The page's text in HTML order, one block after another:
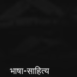
भाषा-साहित्य